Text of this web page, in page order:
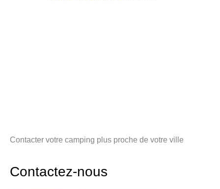
Contacter votre camping plus proche de votre ville
Contactez-nous